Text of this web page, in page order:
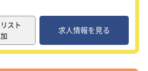
方法、折衝などを先輩社員がマン
マンで教えますので、
月を目標に一人で営業活動ができ
うに覚えていきましょう。
の設計・製造力」を手にしまし
どんなに大きなニーズにも、どん
小さなニーズにも忠実に応えるの
当社の強みです。
スト
求人情報を見る